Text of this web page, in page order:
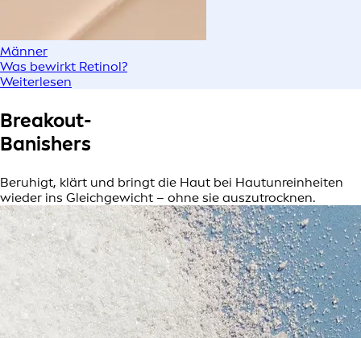
Männer
Was bewirkt Retinol?
Weiterlesen
Breakout-
Banishers
Beruhigt, klärt und bringt die Haut bei Hautunreinheiten
wieder ins Gleichgewicht – ohne sie auszutrocknen.